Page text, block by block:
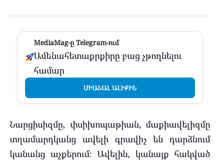
MediaMag-ը Telegram-ում
Ամենահետաքրքիրը բաց չթողնելու
համար
ՄԻԱՆԱԼ ԱԼԻՔԻՆ
Նարցիսիզմը, փսիխոպաթիան, մաքիավելիզմը
տղամարդկանց ավելի գրավիչ են դարձնում
կանանց աչքերում։ Ավելին, կանայք հակված